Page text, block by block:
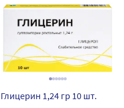
Глицерин 1,24 гр 10 шт.